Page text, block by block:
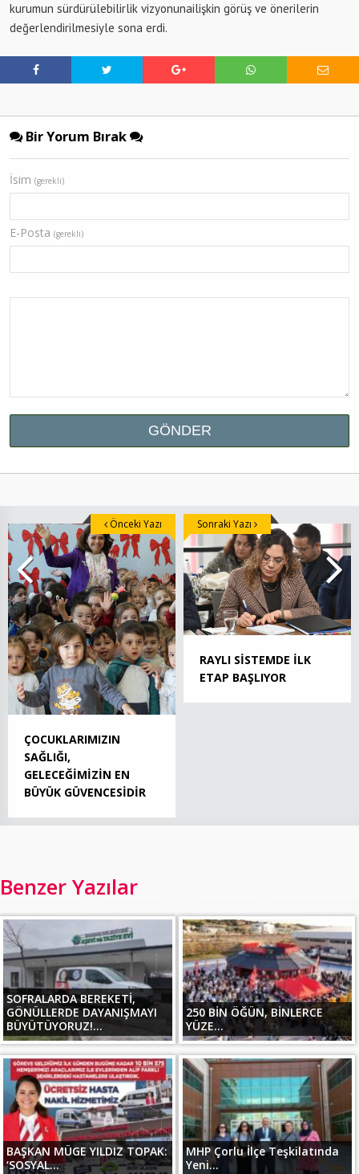
kurumun sürdürülebilirlik vizyonunailişkin görüş ve önerilerin
değerlendirilmesiyle sona erdi.
Bir Yorum Bırak
İsim (gerekli)
E-Posta (gerekli)
ÇOCUKLARIMIZIN
SAĞLIĞI,
GELECEĞİMİZİN EN
BÜYÜK GÜVENCESİDİR
Önceki Yazı
RAYLI SİSTEMDE İLK
ETAP BAŞLIYOR
Sonraki Yazı
Benzer Yazılar
SOFRALARDA BEREKETİ,
GÖNÜLLERDE DAYANIŞMAYI
BÜYÜTÜYORUZ!...
250 BİN ÖĞÜN, BİNLERCE
YÜZE...
BAŞKAN MÜGE YILDIZ TOPAK:
‘SOSYAL...
MHP Çorlu İlçe Teşkilatında
Yeni...